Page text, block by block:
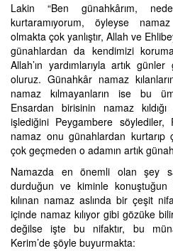
Lakin “Ben günahkârım,
kurtaramıyorum, öyleyse
olmakta çok yanlıştır, Allah ve
günahlardan da kendimizi
Allah’ın yardımlarıyla artık
oluruz. Günahkâr namaz
namaz kılmayanların ise bu
Ensardan birisinin namaz
işlediğini Peygambere söylediler,
namaz onu günahlardan kurtarıp
çok geçmeden o adamın artık
Namazda en önemli olan şey
durduğun ve kiminle konuştuğun
kılınan namaz aslında bir çeşit
içinde namaz kılıyor gibi gözüke
değilse işte bu nifaktır, bu
Kerim’de şöyle buyurmakta: